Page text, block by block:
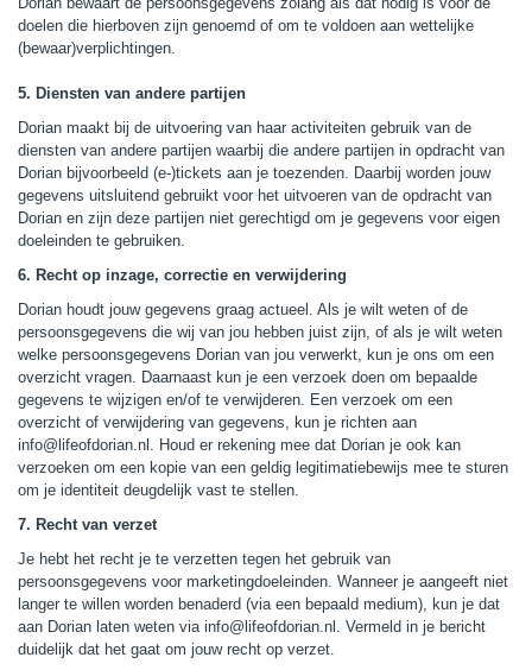
doelen die hierboven zijn genoemd of om te voldoen aan wettelijke
(bewaar)verplichtingen.
5. Diensten van andere partijen
Dorian maakt bij de uitvoering van haar activiteiten gebruik van de
diensten van andere partijen waarbij die andere partijen in opdracht van
Dorian bijvoorbeeld (e-)tickets aan je toezenden. Daarbij worden jouw
gegevens uitsluitend gebruikt voor het uitvoeren van de opdracht van
Dorian en zijn deze partijen niet gerechtigd om je gegevens voor eigen
doeleinden te gebruiken.
6. Recht op inzage, correctie en verwijdering
Dorian houdt jouw gegevens graag actueel. Als je wilt weten of de
persoonsgegevens die wij van jou hebben juist zijn, of als je wilt weten
welke persoonsgegevens Dorian van jou verwerkt, kun je ons om een
overzicht vragen. Daarnaast kun je een verzoek doen om bepaalde
gegevens te wijzigen en/of te verwijderen. Een verzoek om een
overzicht of verwijdering van gegevens, kun je richten aan
info@lifeofdorian.nl. Houd er rekening mee dat Dorian je ook kan
verzoeken om een kopie van een geldig legitimatiebewijs mee te sturen
om je identiteit deugdelijk vast te stellen.
7. Recht van verzet
Je hebt het recht je te verzetten tegen het gebruik van
persoonsgegevens voor marketingdoeleinden. Wanneer je aangeeft niet
langer te willen worden benaderd (via een bepaald medium), kun je dat
aan Dorian laten weten via info@lifeofdorian.nl. Vermeld in je bericht
duidelijk dat het gaat om jouw recht op verzet.